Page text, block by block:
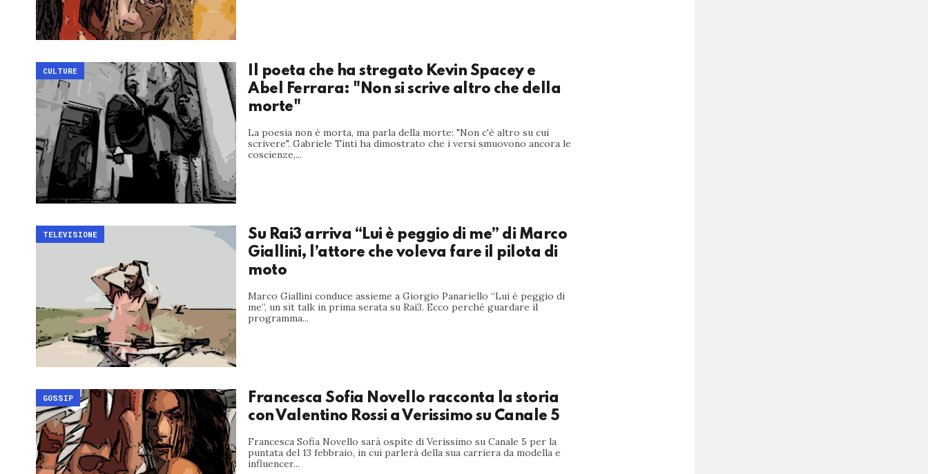
Il poeta che ha stregato Kevin Spacey e
Abel Ferrara: "Non si scrive altro che della
morte"
La poesia non è morta, ma parla della morte: "Non c'è altro su cui
scrivere". Gabriele Tinti ha dimostrato che i versi smuovono ancora le
coscienze,...
CULTURE
Su Rai3 arriva “Lui è peggio di me” di Marco
Giallini, l’attore che voleva fare il pilota di
moto
Marco Giallini conduce assieme a Giorgio Panariello “Lui è peggio di
me”, un sit talk in prima serata su Rai3. Ecco perché guardare il
programma...
TELEVISIONE
Francesca Sofia Novello racconta la storia
con Valentino Rossi a Verissimo su Canale 5
Francesca Sofia Novello sarà ospite di Verissimo su Canale 5 per la
puntata del 13 febbraio, in cui parlerà della sua carriera da modella e
influencer...
GOSSIP